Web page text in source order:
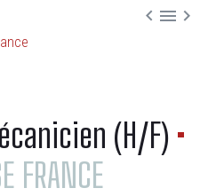
  
(H/F) •
FRANCE